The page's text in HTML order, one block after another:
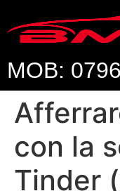
MOB:
con la
Tinder